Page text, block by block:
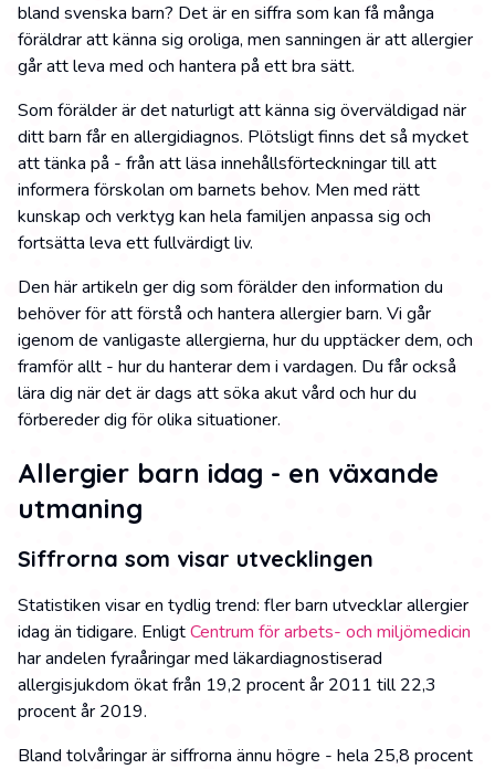
bland svenska barn? Det är en siffra som kan få många
föräldrar att känna sig oroliga, men sanningen är att allergier
går att leva med och hantera på ett bra sätt.
Som förälder är det naturligt att känna sig överväldigad när
ditt barn får en allergidiagnos. Plötsligt finns det så mycket
att tänka på - från att läsa innehållsförteckningar till att
informera förskolan om barnets behov. Men med rätt
kunskap och verktyg kan hela familjen anpassa sig och
fortsätta leva ett fullvärdigt liv.
Den här artikeln ger dig som förälder den information du
behöver för att förstå och hantera allergier barn. Vi går
igenom de vanligaste allergierna, hur du upptäcker dem, och
framför allt - hur du hanterar dem i vardagen. Du får också
lära dig när det är dags att söka akut vård och hur du
förbereder dig för olika situationer.
Allergier barn idag - en växande
utmaning
Siffrorna som visar utvecklingen
Statistiken visar en tydlig trend: fler barn utvecklar allergier
idag än tidigare. EnligtCentrum för arbets- och miljömedicin
har andelen fyraåringar med läkardiagnostiserad
allergisjukdom ökat från 19,2 procent år 2011 till 22,3
procent år 2019.
Bland tolvåringar är siffrorna ännu högre - hela 25,8 procent